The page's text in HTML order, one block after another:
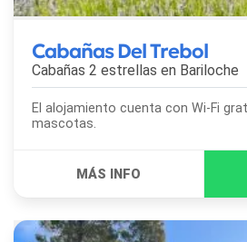
Cabañas Del Trebol
Cabañas 2 estrellas en Bariloche
El alojamiento cuenta con Wi-Fi gratis y acepta
mascotas.